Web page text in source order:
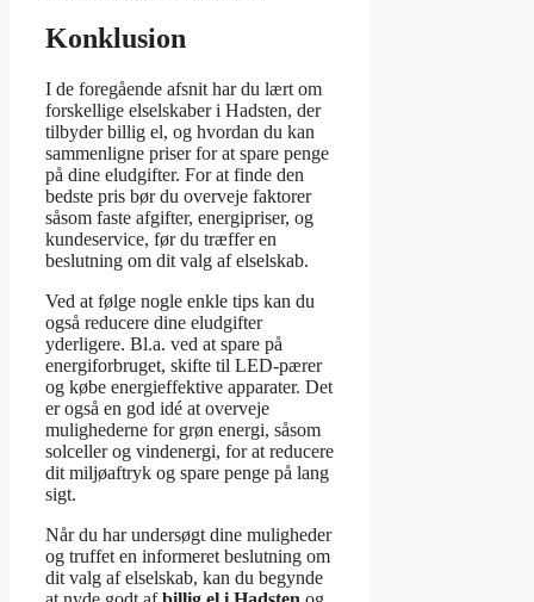
Konklusion
I de foregående afsnit har du lært om
forskellige elselskaber i Hadsten, der
tilbyder billig el, og hvordan du kan
sammenligne priser for at spare penge
på dine eludgifter. For at finde den
bedste pris bør du overveje faktorer
såsom faste afgifter, energipriser, og
kundeservice, før du træffer en
beslutning om dit valg af elselskab.
Ved at følge nogle enkle tips kan du
også reducere dine eludgifter
yderligere. Bl.a. ved at spare på
energiforbruget, skifte til LED-pærer
og købe energieffektive apparater. Det
er også en god idé at overveje
mulighederne for grøn energi, såsom
solceller og vindenergi, for at reducere
dit miljøaftryk og spare penge på lang
sigt.
Når du har undersøgt dine muligheder
og truffet en informeret beslutning om
dit valg af elselskab, kan du begynde